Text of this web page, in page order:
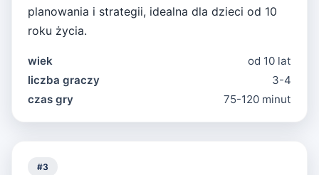
planowania i strategii, idealna dla dzieci od 10
roku życia.
wiek
od 10 lat
liczba graczy
3-4
czas gry
75-120 minut
#3